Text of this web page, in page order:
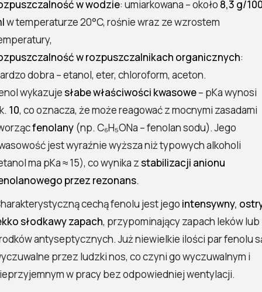
w wodzie: umiarkowana – około 8,3 g/
w temperaturze 20°C, rośnie wraz ze wzrostem
w rozpuszczalnikach organicznych:
dobra – etanol, eter, chloroform, aceton.
wykazujesłabe właściwości kwasowe– pKa wynosi
10, co oznacza, że może reagować z mocnymi zasadami
fenolany (np. C₆H₅ONa – fenolan sodu). Jego
jest wyraźnie wyższa niż typowych alkoholi
ma pKa ≈ 15), co wynika zstabilizacji anionu
przez rezonans.
cechą fenolu jest jego intensywny,
słodkawy zapach, przypominający zapach leków lub
antyseptycznych. Już niewielkie ilości par fenolu
przez ludzki nos, co czyni go wyczuwalnym i
w pracy bez odpowiedniej wentylacji.